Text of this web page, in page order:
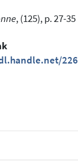
, (125), p. 27-35